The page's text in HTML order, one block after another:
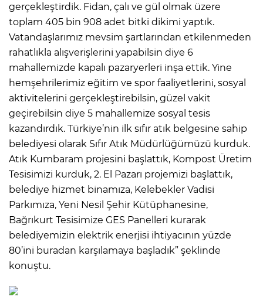
gerçekleştirdik. Fidan, çalı ve gül olmak üzere
toplam 405 bin 908 adet bitki dikimi yaptık.
Vatandaşlarımız mevsim şartlarından etkilenmeden
rahatlıkla alışverişlerini yapabilsin diye 6
mahallemizde kapalı pazaryerleri inşa ettik. Yine
hemşehrilerimiz eğitim ve spor faaliyetlerini, sosyal
aktivitelerini gerçekleştirebilsin, güzel vakit
geçirebilsin diye 5 mahallemize sosyal tesis
kazandırdık. Türkiye’nin ilk sıfır atık belgesine sahip
belediyesi olarak Sıfır Atık Müdürlüğümüzü kurduk.
Atık Kumbaram projesini başlattık, Kompost Üretim
Tesisimizi kurduk, 2. El Pazarı projemizi başlattık,
belediye hizmet binamıza, Kelebekler Vadisi
Parkımıza, Yeni Nesil Şehir Kütüphanesine,
Bağrıkurt Tesisimize GES Panelleri kurarak
belediyemizin elektrik enerjisi ihtiyacının yüzde
80’ini buradan karşılamaya başladık” şeklinde
konuştu.